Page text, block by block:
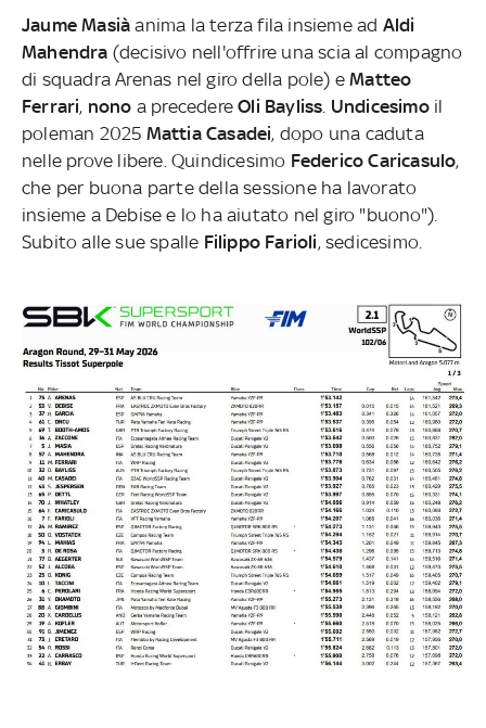
Jaume Masià anima la terza fila insieme ad Aldi
Mahendra (decisivo nell'offrire una scia al compagno
di squadra Arenas nel giro della pole) eMatteo
Ferrari, nono a precedereOli Bayliss Undicesimo il
poleman 2025 Mattia Casadei, dopo una caduta
nelle prove libere. Quindicesimo Federico Caricasulo,
che per buona parte della sessione ha lavorato
insieme a Debise e lo ha aiutato nel giro "buono").
Subito alle sue spalle Filippo Farioli, sedicesimo.